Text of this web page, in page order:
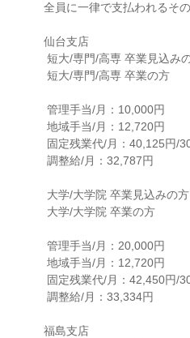
全員に一律で支払われるそ
仙台支店
福島支店